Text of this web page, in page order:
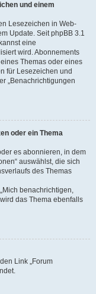
und einem
Lesezeichen in Web-
Update. Seit phpBB 3.1
eine
wird. Abonnements
Themas oder eines
für Lesezeichen und
„Benachrichtigungen
oder ein Thema
es abonnieren, in dem
auswählst, die sich
des Themas
benachrichtigen,
das Thema ebenfalls
Link „Forum